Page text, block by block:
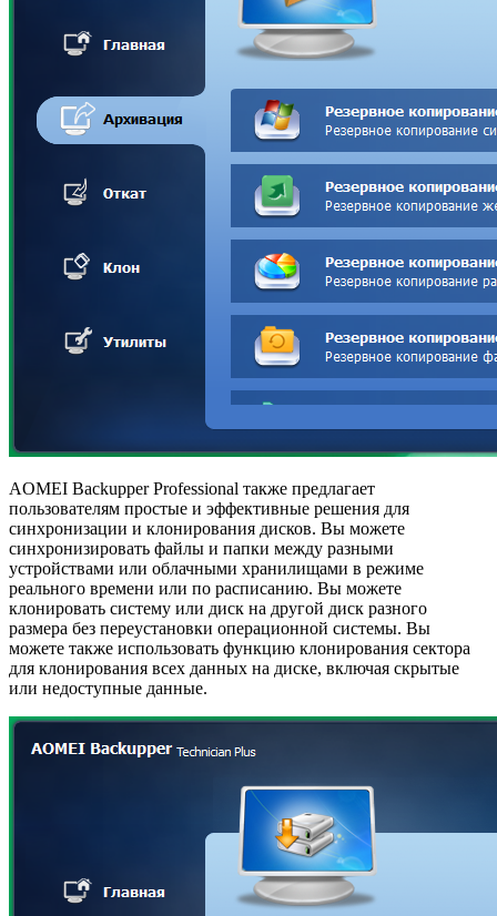
AOMEI Backupper Professional также предлагает
пользователям простые и эффективные решения для
синхронизации и клонирования дисков. Вы можете
синхронизировать файлы и папки между разными
устройствами или облачными хранилищами в режиме
реального времени или по расписанию. Вы можете
клонировать систему или диск на другой диск разного
размера без переустановки операционной системы. Вы
можете также использовать функцию клонирования сектора
для клонирования всех данных на диске, включая скрытые
или недоступные данные.